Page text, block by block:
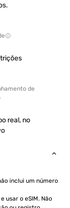
de
real, no
inclui um número
usar o eSIM. Não